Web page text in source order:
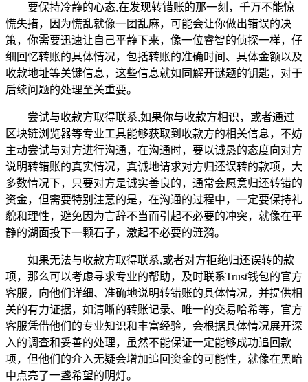
要保持冷静的心态,在发现转错账的那一刻，千万不能惊
慌失措，因为慌乱就像一团乱麻，可能会让你做出错误的决
策，你需要迅速让自己平静下来，像一位睿智的侦探一样，仔
细回忆转账的具体情况，包括转账的准确时间、具体金额以及
收款地址等关键信息，这些信息就如同解开谜题的钥匙，对于
后续问题的处理至关重要。
尝试与收款方取得联系,如果你与收款方相识，或者通过
区块链浏览器等专业工具能够获取到收款方的相关信息，不妨
主动尝试与对方进行沟通，在沟通时，要以诚恳的态度向对方
说明转错账的真实情况，真诚地请求对方归还误转的款项，大
多数情况下，只要对方是诚实善良的，通常会愿意归还转错的
资金，但需要特别注意的是，在沟通的过程中，一定要保持礼
貌和理性，避免因为言辞不当而引起不必要的冲突，就像在平
静的湖面投下一颗石子，激起不必要的涟漪。
如果无法与收款方取得联系,或者对方拒绝归还误转的款
项，那么可以考虑寻求专业的帮助，及时联系Trust钱包的官方
客服，向他们详细、准确地说明转错账的具体情况，并提供相
关的有力证据，如清晰的转账记录、唯一的交易哈希等，官方
客服凭借他们的专业知识和丰富经验，会根据具体情况展开深
入的调查和妥善的处理，虽然不能保证一定能够成功追回款
项，但他们的介入无疑会增加追回资金的可能性，就像在黑暗
中点亮了一盏希望的明灯。